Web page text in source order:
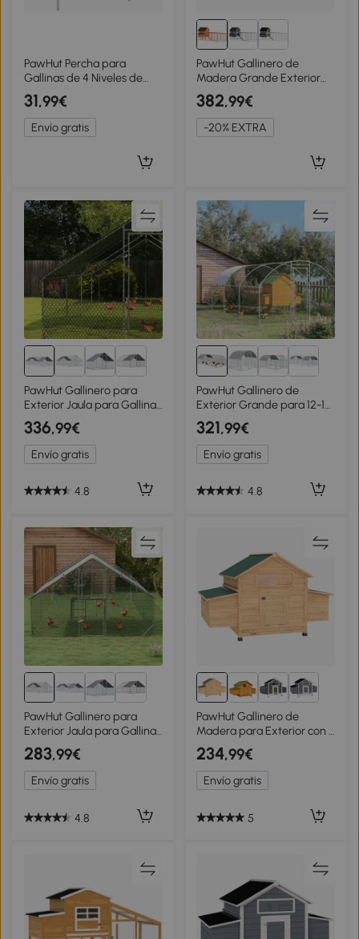
PawHut Percha para
Gallinas de 4 Niveles de
Madera y Acero para 4-6
Gallinas 140x86 cm para
Gallineros de Tubos 25 mm
Natural
31,99€
Envío gratis
PawHut Gallinero de
Madera Grande Exterior
con 2 Nidos Corral Techo
Asfáltico Bandeja Extraíble
y Rampa 347x160x150 cm
Naranja
382,99€
-20% EXTRA
PawHut Gallinero para
Exterior Jaula para Gallinas
de Acero Galvanizado con
Cubierta de PE y Cerradura
3x8x2 m Plata
336,99€
Envío gratis
4.8
PawHut Gallinero de
Exterior Grande para 12-18
Gallinas de Acero
Galvanizado y Techo de
Tela Oxford 5,7x2,8x1,97 m
Plata
321,99€
Envío gratis
4.8
PawHut Gallinero para
Exterior Jaula para Gallinas
de Acero Galvanizado con
Cubierta de PE y Cerradura
3x6x2 m Plata
283,99€
Envío gratis
4.8
PawHut Gallinero de
Madera para Exterior con 2
Nidos Bandeja Extraíble
Perchas Techo
Impermeable
150x100x96,5 cm Amarillo
234,99€
Envío gratis
5